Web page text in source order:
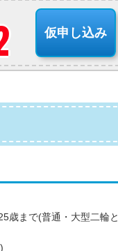
仮申し込み
歳まで(普通・大型二輪と